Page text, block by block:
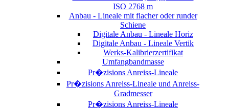
ISO 2768 m
Anbau - Lineale mit flacher oder runder
Schiene
Digitale Anbau - Lineale Horiz
Digitale Anbau - Lineale Vertik
Werks-Kalibrierzertifikat
Umfangbandmasse
Pr�zisions Anreiss-Lineale
Pr�zisions Anreiss-Lineale und Anreiss-
Gradmesser
Pr�zisions Anreiss-Lineale